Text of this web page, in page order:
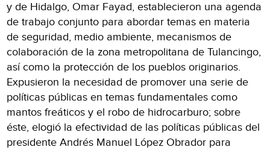
y de Hidalgo, Omar Fayad, establecieron una agenda
de trabajo conjunto para abordar temas en materia
de seguridad, medio ambiente, mecanismos de
colaboración de la zona metropolitana de Tulancingo,
así como la protección de los pueblos originarios.
Expusieron la necesidad de promover una serie de
políticas públicas en temas fundamentales como
mantos freáticos y el robo de hidrocarburo; sobre
éste, elogió la efectividad de las políticas públicas del
presidente Andrés Manuel López Obrador para